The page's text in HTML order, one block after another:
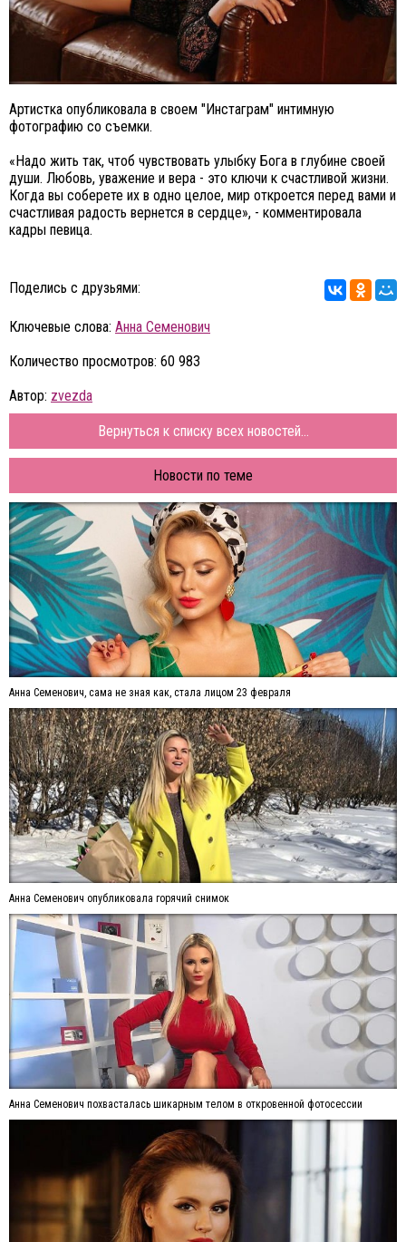
Артистка опубликовала в своем "Инстаграм" интимную
фотографию со съемки.
«Надо жить так, чтоб чувствовать улыбку Бога в глубине своей
души. Любовь, уважение и вера - это ключи к счастливой жизни.
Когда вы соберете их в одно целое, мир откроется перед вами и
счастливая радость вернется в сердце», - комментировала
кадры певица.
Поделись с друзьями:
Ключевые слова: Анна Семенович
Количество просмотров: 60 983
Автор: zvezda
Вернуться к списку всех новостей...
Новости по теме
Анна Семенович, сама не зная как, стала лицом 23 февраля
Анна Семенович опубликовала горячий снимок
Анна Семенович похвасталась шикарным телом в откровенной фотосессии